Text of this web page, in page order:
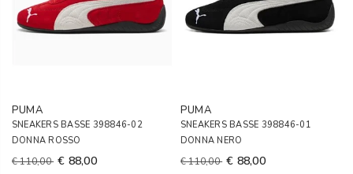
PUMA
SNEAKERS BASSE 398846-02
DONNA ROSSO
€ 110,00 € 88,00
PUMA
SNEAKERS BASSE 398846-01
DONNA NERO
€ 110,00 € 88,00